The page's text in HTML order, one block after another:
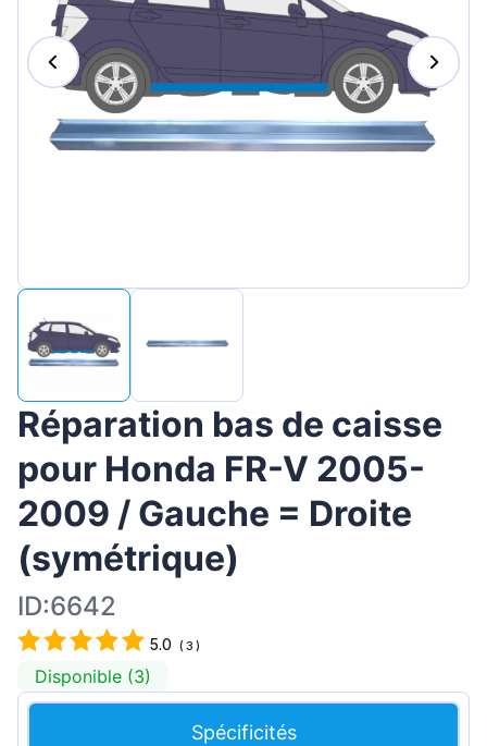
Magyar
Hrvatski
Português
Slovenian
Réparation bas de caisse
pour Honda FR-V 2005-
2009 / Gauche = Droite
(symétrique)
ID:6642
5.0 (3 )
Disponible (3)
Spécificités